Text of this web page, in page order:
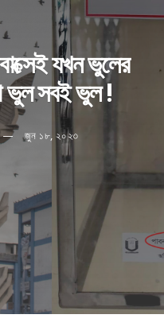
যখন ভুলের
সবই ভুল !
জুন ১৮, ২০২৩